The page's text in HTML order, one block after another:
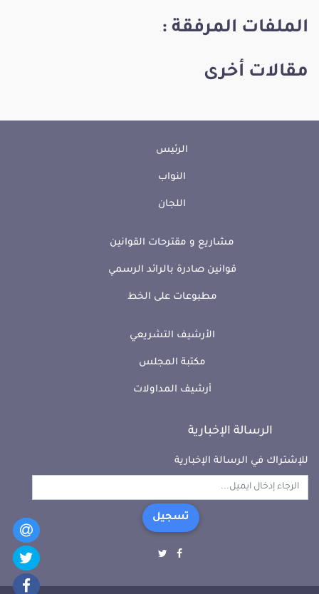
الملفات المرفقة :
مقالات أخرى
الرئيس
النواب
اللجان
مشاريع و مقترحات القوانين
قوانين صادرة بالرائد الرسمي
مطبوعات على الخط
الأرشيف التشريعي
مكتبة المجلس
أرشيف المداولات
الرسالة الإخبارية
للإشتراك في الرسالة الإخبارية
تسجيل